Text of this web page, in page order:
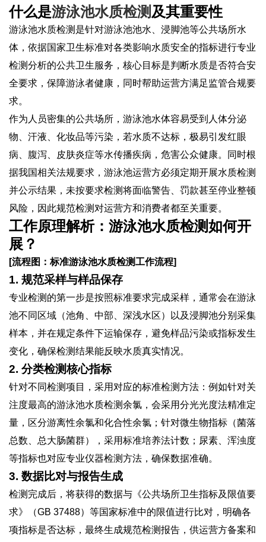
什么是游泳池水质检测及其重要性
游泳池水质检测是针对游泳池池水、浸脚池等公共场所水
体，依据国家卫生标准对各类影响水质安全的指标进行专业
检测分析的公共卫生服务，核心目标是判断水质是否符合安
全要求，保障游泳者健康，同时帮助运营方满足监管合规要
求。
作为人员密集的公共场所，游泳池水体容易受到人体分泌
物、汗液、化妆品等污染，若水质不达标，极易引发红眼
病、腹泻、皮肤炎症等水传播疾病，危害公众健康。同时根
据我国相关法规要求，游泳池运营方必须定期开展水质检测
并公示结果，未按要求检测将面临警告、罚款甚至停业整顿
风险，因此规范检测对运营方和消费者都至关重要。
工作原理解析：游泳池水质检测如何开
展？
[流程图：标准游泳池水质检测工作流程]
1. 规范采样与样品保存
专业检测的第一步是按照标准要求完成采样，通常会在游泳
池不同区域（池角、中部、深浅水区）以及浸脚池分别采集
样本，并在规定条件下运输保存，避免样品污染或指标发生
变化，确保检测结果能反映水质真实情况。
2. 分类检测核心指标
针对不同检测项目，采用对应的标准检测方法：例如针对关
注度最高的游泳池水质检测余氯，会采用分光光度法精准定
量，区分游离性余氯和化合性余氯；针对微生物指标（菌落
总数、总大肠菌群），采用标准培养法计数；尿素、浑浊度
等指标也对应专业仪器检测方法，确保数据准确。
3. 数据比对与报告生成
检测完成后，将获得的数据与《公共场所卫生指标及限值要
求》（GB 37488）等国家标准中的限值进行比对，明确各
项指标是否达标，最终生成规范检测报告，供运营方备案和